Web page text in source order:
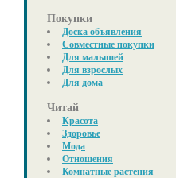
Покупки
Доска объявления
Совместные покупки
Для малышей
Для взрослых
Для дома
Читай
Красота
Здоровье
Мода
Отношения
Комнатные растения